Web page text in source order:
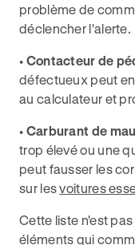
problème de
déclencher l'alerte.
• Contacteur de
défectueux peut
au calculateur et
• Carburant de
trop élevé ou une
peut fausser les
sur lesvoitures
Cette liste n'est
éléments qui